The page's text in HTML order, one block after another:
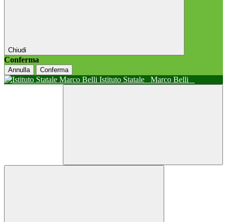
Chiudi
Conferma
Annulla Conferma
Istituto Statale Marco Belli